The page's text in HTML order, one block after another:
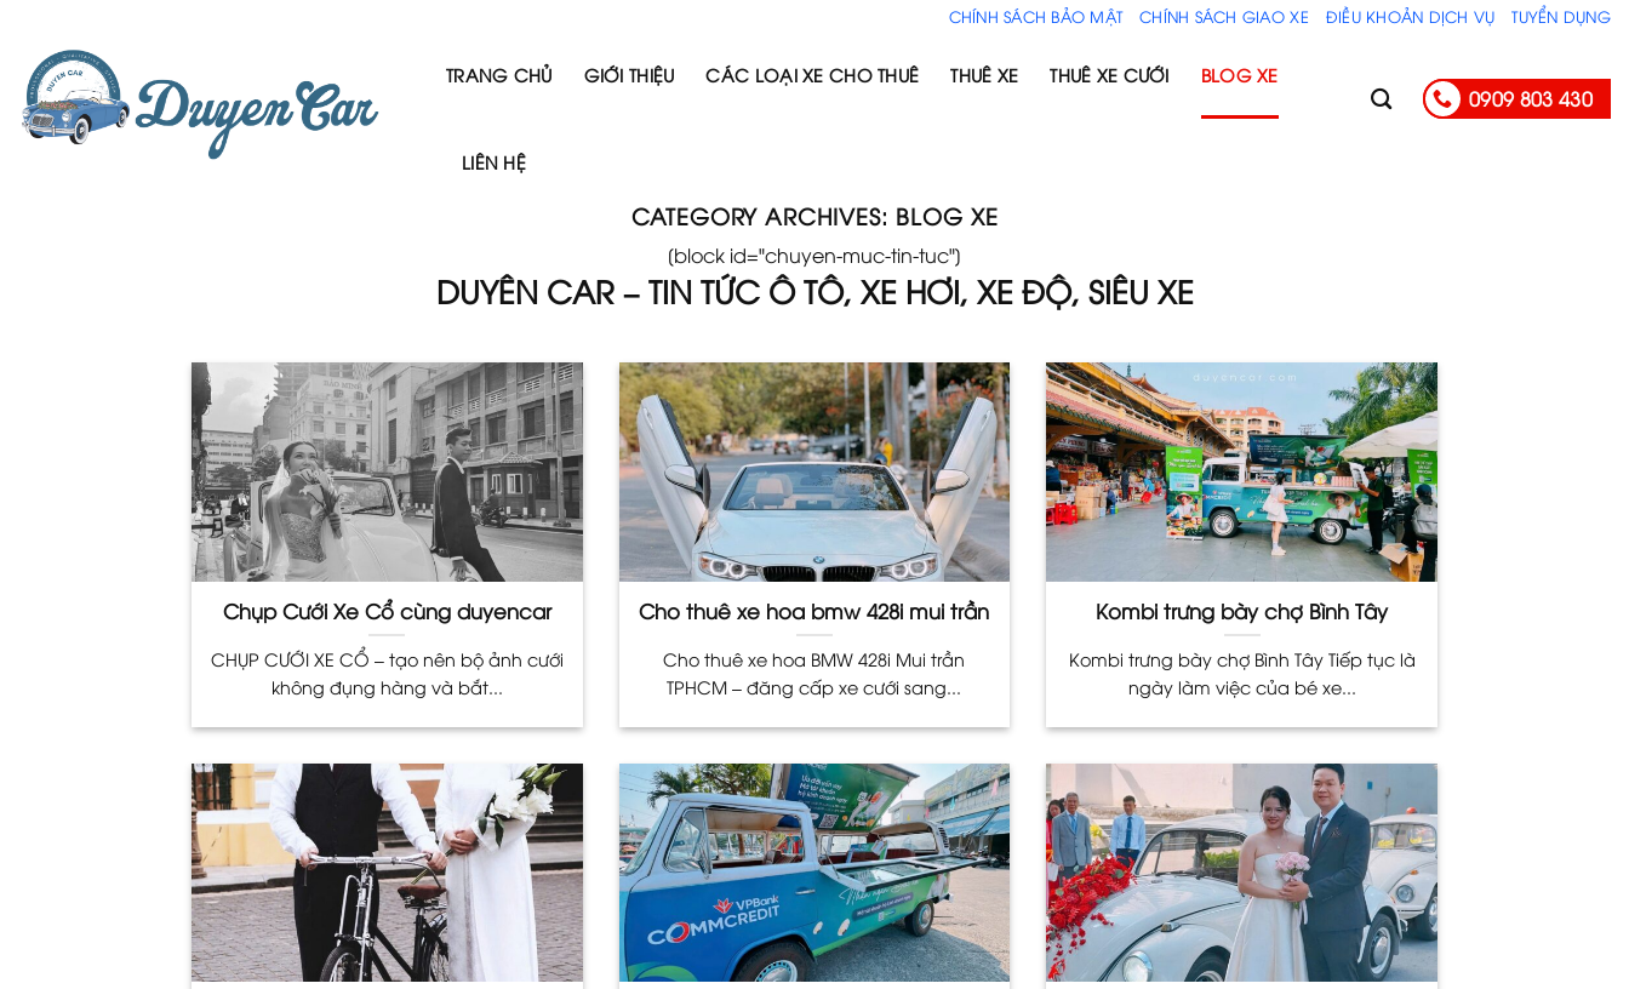
content
CHÍNH SÁCH BẢO MẬT CHÍNH SÁCH GIAO XE ĐIỀU KHOẢN DỊCH VỤ TUYỂN DỤNG
TRANG CHỦ GIỚI THIỆU CÁC LOẠI XE CHO THUÊ THUÊ XE THUÊ XE CƯỚI BLOG XE
LIÊN HỆ
0909 803 430
CATEGORY ARCHIVES: BLOG XE
[block id="chuyen-muc-tin-tuc"]
DUYÊN CAR – TIN TỨC Ô TÔ, XE HƠI, XE ĐỘ, SIÊU XE
Chụp Cưới Xe Cổ cùng duyencar
CHỤP CƯỚI XE CỔ – tạo nên bộ ảnh cưới
không đụng hàng và bắt...
Cho thuê xe hoa bmw 428i mui trần
Cho thuê xe hoa BMW 428i Mui trần
TPHCM – đăng cấp xe cưới sang...
Kombi trưng bày chợ Bình Tây
Kombi trưng bày chợ Bình Tây Tiếp tục là
ngày làm việc của bé xe...